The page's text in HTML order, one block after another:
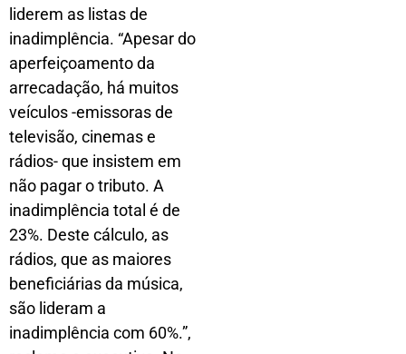
liderem as listas de
inadimplência. “Apesar do
aperfeiçoamento da
arrecadação, há muitos
veículos -emissoras de
televisão, cinemas e
rádios- que insistem em
não pagar o tributo. A
inadimplência total é de
23%. Deste cálculo, as
rádios, que as maiores
beneficiárias da música,
são lideram a
inadimplência com 60%.”,